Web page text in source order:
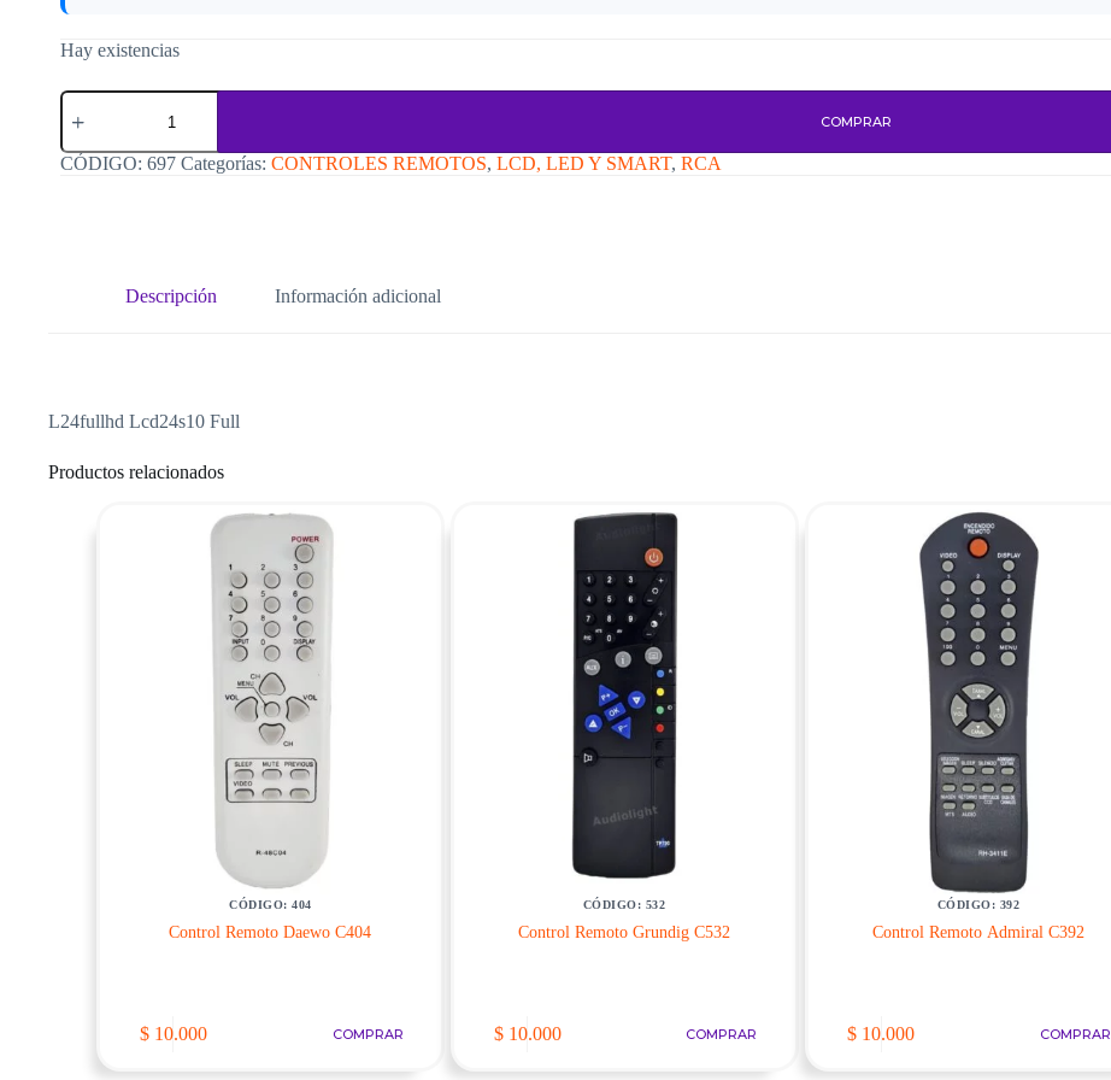
Hay existencias
Control
Remoto
C697
COMPRAR
CÓDIGO: 697 Categorías: CONTROLES REMOTOS, LCD, LED Y SMART, RCA
Descripción Información adicional
L24fullhd Lcd24s10 Full
Productos relacionados
CÓDIGO: 404
Control Remoto Daewo C404
$10.000 COMPRAR
CÓDIGO: 532
Control Remoto Grundig C532
$10.000 COMPRAR
CÓDIGO: 392
Control Remoto Admiral C392
$ 10.000 COMPRAR